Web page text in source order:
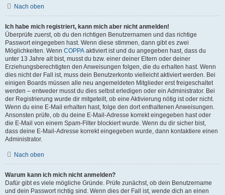
Nach oben
Ich habe mich registriert, kann mich aber nicht anmelden!
Überprüfe zuerst, ob du den richtigen Benutzernamen und das richtige
Passwort eingegeben hast. Wenn diese stimmen, dann gibt es zwei
Möglichkeiten. Wenn COPPA aktiviert ist und du angegeben hast, dass du
unter 13 Jahre alt bist, musst du bzw. einer deiner Eltern oder deiner
Erziehungsberechtigten den Anweisungen folgen, die du erhalten hast. Wenn
dies nicht der Fall ist, muss dein Benutzerkonto vielleicht aktiviert werden. Bei
einigen Boards müssen alle neu angemeldeten Mitglieder erst freigeschaltet
werden – entweder musst du dies selbst erledigen oder ein Administrator. Bei
der Registrierung wurde dir mitgeteilt, ob eine Aktivierung nötig ist oder nicht.
Wenn du eine E-Mail erhalten hast, folge den dort enthaltenen Anweisungen.
Ansonsten prüfe, ob du deine E-Mail-Adresse korrekt eingegeben hast oder
die E-Mail von einem Spam-Filter blockiert wurde. Wenn du dir sicher bist,
dass deine E-Mail-Adresse korrekt eingegeben wurde, dann kontaktiere einen
Administrator.
Nach oben
Warum kann ich mich nicht anmelden?
Dafür gibt es viele mögliche Gründe. Prüfe zunächst, ob dein Benutzername
und dein Passwort richtig sind. Wenn dies der Fall ist, wende dich an einen